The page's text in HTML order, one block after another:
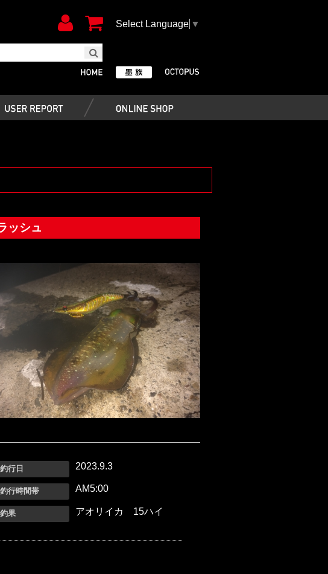
Select Language ▼
ッシュ
釣行日 2023.9.3
釣行時間帯 AM5:00
釣果 アオリイカ 15ハイ